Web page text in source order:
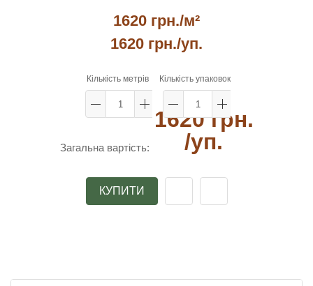
1620 грн./м²
1620 грн./уп.
Кількість метрів Кількість упаковок
Загальна вартість:
1620 грн.
/уп.
КУПИТИ